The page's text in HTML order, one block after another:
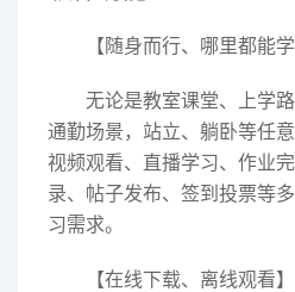
【随身而行、哪里都能学
无论是教室课堂、上学
通勤场景，站立、躺卧等任
视频观看、直播学习、作业
录、帖子发布、签到投票等
习需求。​
【在线下载、离线观看】​